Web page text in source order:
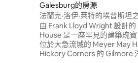
Galesburg的房源
法蘭克·洛伊·萊特的埃普斯坦
由 Frank Lloyd Wright 設計的
House 是一座罕見的建築瑰
位於大急流城的 Meyer May
Hickory Corners 的 Gilmore